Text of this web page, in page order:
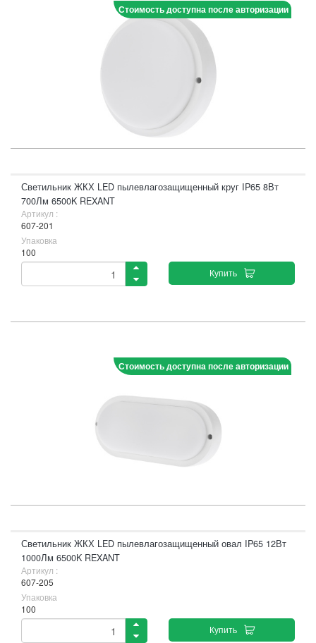
Стоимость доступна после авторизации
Светильник ЖКХ LED пылевлагозащищенный круг IP65 8Вт
700Лм 6500K REXANT
Артикул :
607-201
Упаковка
100
Купить
Стоимость доступна после авторизации
Светильник ЖКХ LED пылевлагозащищенный овал IP65 12Вт
1000Лм 6500K REXANT
Артикул :
607-205
Упаковка
100
Купить